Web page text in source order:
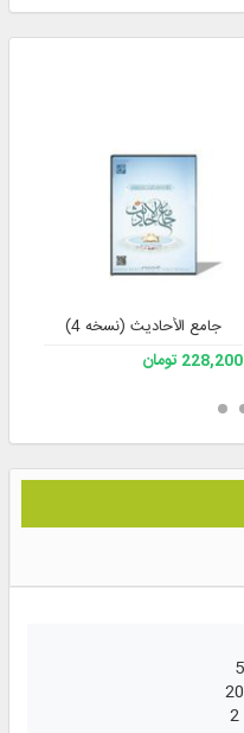
جامع الأحادیث (نسخه 4)
228,200 تومان